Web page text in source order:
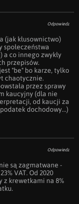
Odpowiedz
(jak kłusownictwo)
co innego zwykły
przepisów.
"be" bo karze, tylko
chaotycznie.
przez sprawy
kaucyjny (dla nie
od kaucji za
dochodowy...)
Odpowiedz
są zagmatwane -
VAT. Od 2020
z krewetkami na 8%